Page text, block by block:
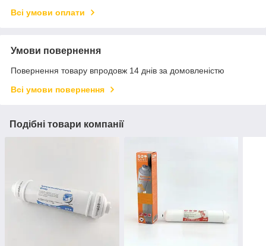
Всі умови оплати
Умови повернення
Повернення товару впродовж 14 днів за домовленістю
Всі умови повернення
Подібні товари компанії